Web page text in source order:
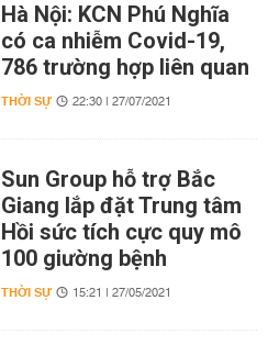
Hà Nội: KCN Phú Nghĩa
có ca nhiễm Covid-19,
786 trường hợp liên quan
THỜI SỰ 22:30 | 27/07/2021
Sun Group hỗ trợ Bắc
Giang lắp đặt Trung tâm
Hồi sức tích cực quy mô
100 giường bệnh
THỜI SỰ 15:21 | 27/05/2021